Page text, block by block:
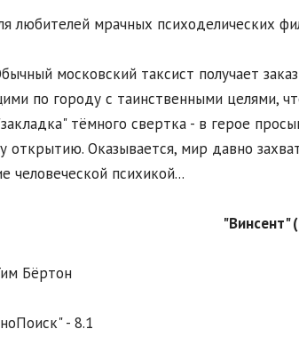
любителей мрачных психоделических
московский таксист получает
по городу с таинственными целями,
тёмного свертка - в герое
открытию. Оказывается, мир давно
человеческой психикой...
"Винсент"
Бёртон
- 8.1